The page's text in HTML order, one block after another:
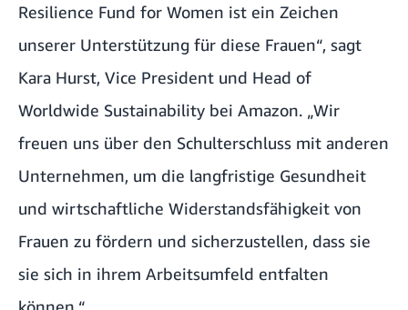
Resilience Fund for Women ist ein Zeichen
unserer Unterstützung für diese Frauen“, sagt
Kara Hurst, Vice President und Head of
Worldwide Sustainability bei Amazon. „Wir
freuen uns über den Schulterschluss mit anderen
Unternehmen, um die langfristige Gesundheit
und wirtschaftliche Widerstandsfähigkeit von
Frauen zu fördern und sicherzustellen, dass sie
sie sich in ihrem Arbeitsumfeld entfalten